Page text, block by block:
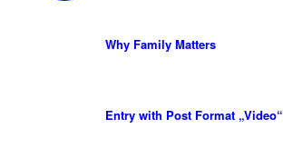
Why Family Matters
Entry with Post Format „Video“